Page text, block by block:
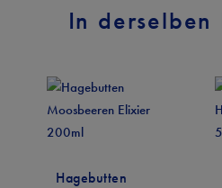
Hauttyp
Inhalt
In derselben
Hagebutten